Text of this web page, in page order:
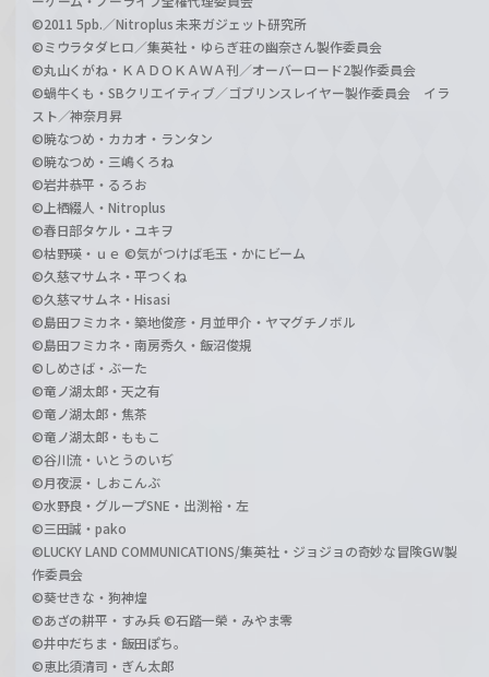
©2011 5pb.／Nitroplus 未来ガジェット研究所
©ミウラタダヒロ／集英社・ゆらぎ荘の幽奈さん製作委員会
©丸山くがね・ＫＡＤＯＫＡＷＡ刊／オーバーロード2製作委員会
©蝸牛くも・SBクリエイティブ／ゴブリンスレイヤー製作委員会 イラ
スト／神奈月昇
©暁なつめ・カカオ・ランタン
©暁なつめ・三嶋くろね
©岩井恭平・るろお
©上栖綴人・Nitroplus
©春日部タケル・ユキヲ
©枯野瑛・ｕｅ ©気がつけば毛玉・かにビーム
©久慈マサムネ・平つくね
©久慈マサムネ・Hisasi
©島田フミカネ・築地俊彦・月並甲介・ヤマグチノボル
©島田フミカネ・南房秀久・飯沼俊規
©しめさば・ぶーた
©竜ノ湖太郎・天之有
©竜ノ湖太郎・焦茶
©竜ノ湖太郎・ももこ
©谷川流・いとうのいぢ
©月夜涙・しおこんぶ
©水野良・グループSNE・出渕裕・左
©三田誠・pako
©LUCKY LAND COMMUNICATIONS/集英社・ジョジョの奇妙な冒険GW製
作委員会
©葵せきな・狗神煌
©あざの耕平・すみ兵 ©石踏一榮・みやま零
©井中だちま・飯田ぽち。
©恵比須清司・ぎん太郎